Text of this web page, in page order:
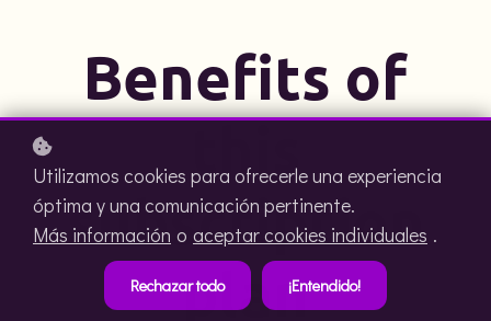
Benefits of
this
subscription
plan
Utilizamos cookies para ofrecerle una experiencia
óptima y una comunicación pertinente.
Más información o aceptar cookies individuales .
Rechazar todo ¡Entendido!